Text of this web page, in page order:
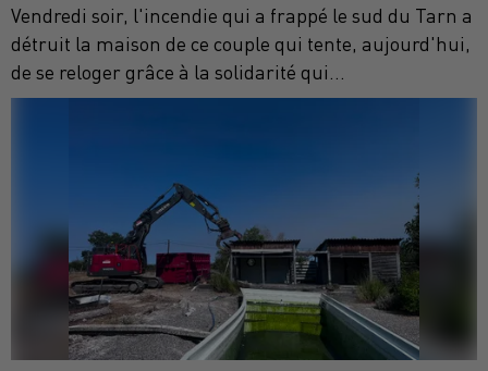
Vendredi soir, l'incendie qui a frappé le sud du Tarn a
détruit la maison de ce couple qui tente, aujourd'hui,
de se reloger grâce à la solidarité qui...